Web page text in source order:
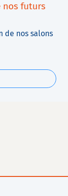
nos futurs
de nos salons